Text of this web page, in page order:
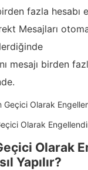
fazla hesabı
Mesajları
mesajı birden
Olarak
Olarak
Yapılır?